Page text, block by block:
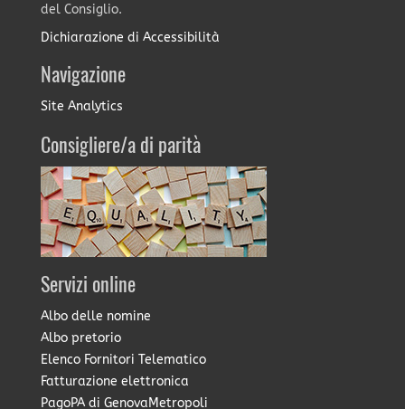
del Consiglio.
Dichiarazione di Accessibilità
Navigazione
Site Analytics
Consigliere/a di parità
Servizi online
Albo delle nomine
Albo pretorio
Elenco Fornitori Telematico
Fatturazione elettronica
PagoPA di GenovaMetropoli